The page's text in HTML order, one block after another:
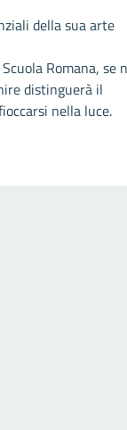
della sua arte
Romana, se
distinguerà il
nella luce.